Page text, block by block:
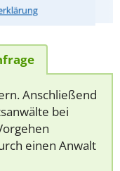
Anschließend
bei
einen Anwalt